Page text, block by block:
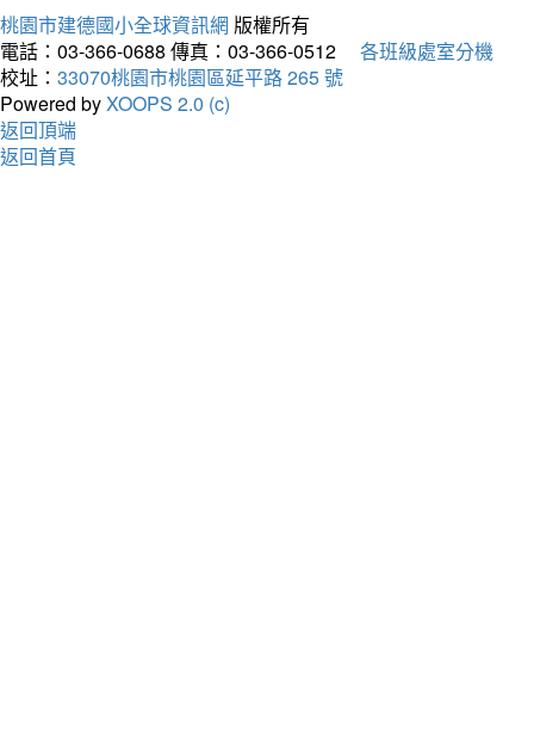
桃園市建德國小全球資訊網 版權所有
電話：03-366-0688 傳真：03-366-0512
各班級處室分機
校址： 33070桃園市桃園區延平路 265 號
Powered byXOOPS 2.0 (c)
返回頂端
返回首頁